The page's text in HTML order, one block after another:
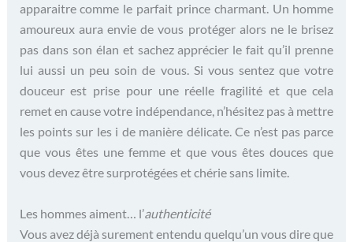
apparaitre comme le parfait prince charmant. Un homme
amoureux aura envie de vous protéger alors ne le brisez
pas dans son élan et sachez apprécier le fait qu’il prenne
lui aussi un peu soin de vous. Si vous sentez que votre
douceur est prise pour une réelle fragilité et que cela
remet en cause votre indépendance, n’hésitez pas à mettre
les points sur les i de manière délicate. Ce n’est pas parce
que vous êtes une femme et que vous êtes douces que
vous devez être surprotégées et chérie sans limite.
Les hommes aiment… l’authenticité
Vous avez déjà surement entendu quelqu’un vous dire que